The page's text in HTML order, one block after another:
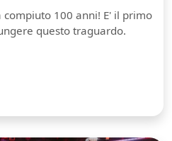
compiuto 100 anni! E' il primo
questo traguardo.